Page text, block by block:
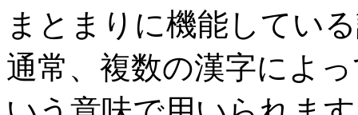
まとまりに機能してい
通常、複数の漢字によ